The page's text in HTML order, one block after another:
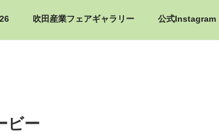
吹田産業フェアギャラリー 公式Instagram
ビー